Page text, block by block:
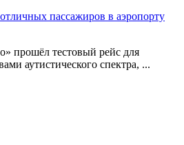
пассажиров в аэропорту
прошёл тестовый рейс для
аутистического спектра, ...